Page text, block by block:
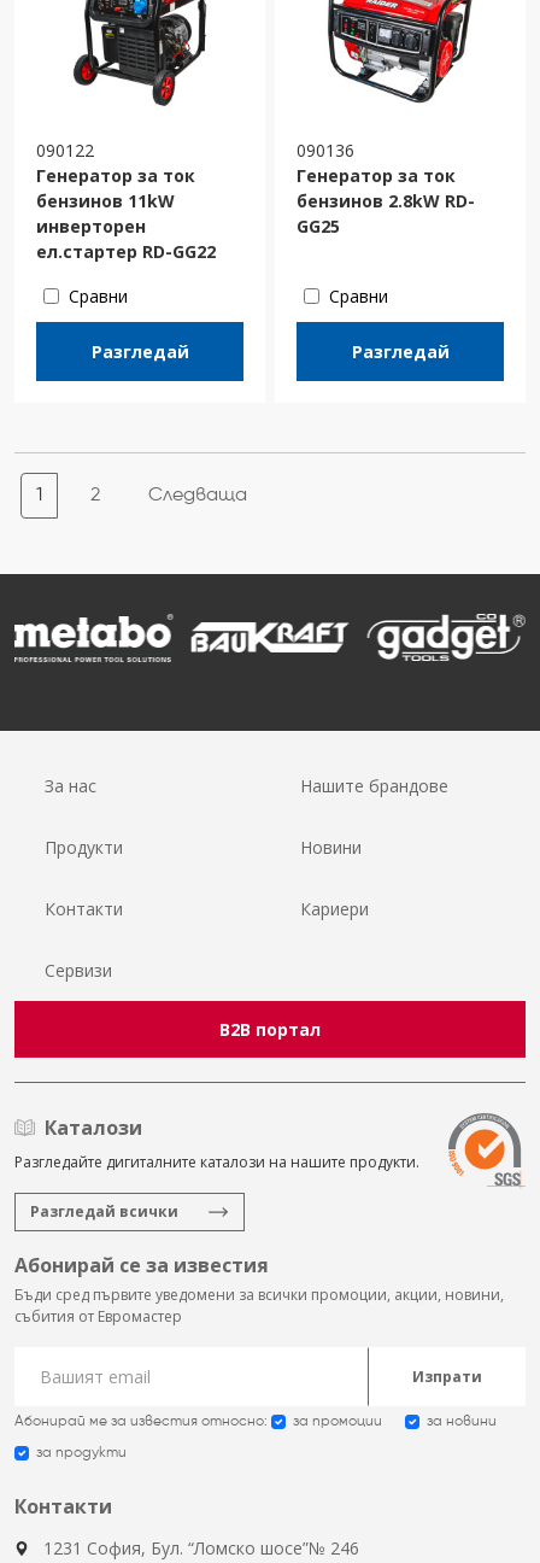
090122
Генератор за ток
бензинов 11kW
инверторен
ел.стартер RD-GG22
Сравни
Разгледай
090136
Генератор за ток
бензинов 2.8kW RD-
GG25
Сравни
Разгледай
1 2 Следваща
За нас Нашите брандове
Продукти Новини
Контакти Кариери
Сервизи
B2B портал
Каталози
Разгледайте дигиталните каталози на нашите продукти.
Разгледай всички
Абонирай се за известия
Бъди сред първите уведомени за всички промоции, акции, новини,
събития от Евромастер
Изпрати
Абонирай ме за известия относно: за промоции за новини
за продукти
Контакти
1231 София, Бул. “Ломско шосе”№ 246